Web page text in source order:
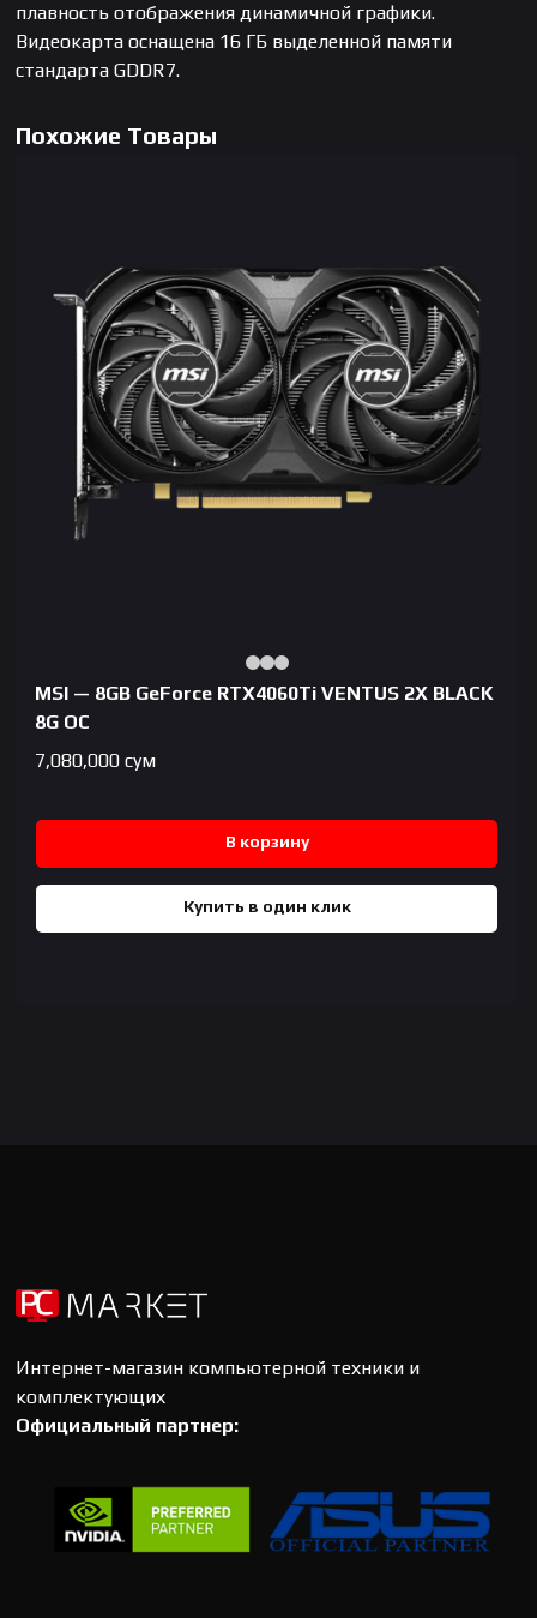
плавность отображения динамичной графики.
Видеокарта оснащена 16 ГБ выделенной памяти
стандарта GDDR7.
Похожие Товары
MSI — 8GB GeForce RTX4060Ti VENTUS 2X BLACK
8G OC
7,080,000 сум
В корзину
Купить в один клик
Интернет-магазин компьютерной техники и
комплектующих
Официальный партнер: